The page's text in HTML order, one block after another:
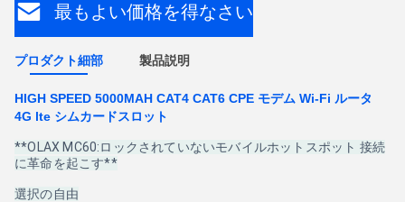
最もよい価格を得なさい
プロダクト細部 製品説明
HIGH SPEED 5000MAH CAT4 CAT6 CPE モデム Wi-Fi ルータ
4G lte シムカードスロット
**OLAX MC60:ロックされていないモバイルホットスポット 接続
に革命を起こす**
選択の自由